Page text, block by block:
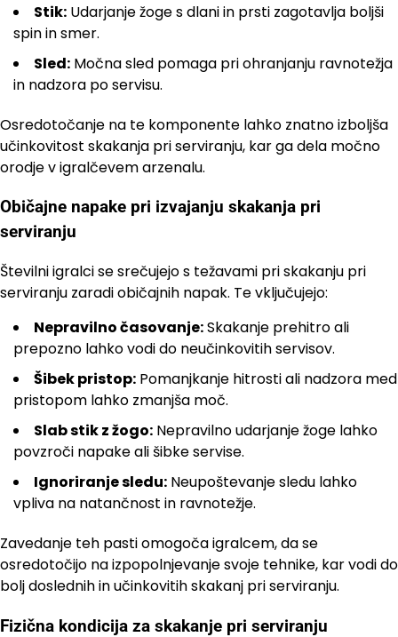
Stik: Udarjanje žoge s dlani in prsti zagotavlja boljši
spin in smer.
Sled: Močna sled pomaga pri ohranjanju ravnotežja
in nadzora po servisu.
Osredotočanje na te komponente lahko znatno izboljša
učinkovitost skakanja pri serviranju, kar ga dela močno
orodje v igralčevem arzenalu.
Običajne napake pri izvajanju skakanja pri
serviranju
Številni igralci se srečujejo s težavami pri skakanju pri
serviranju zaradi običajnih napak. Te vključujejo:
Nepravilno časovanje:Skakanje prehitro ali
prepozno lahko vodi do neučinkovitih servisov.
Šibek pristop: Pomanjkanje hitrosti ali nadzora med
pristopom lahko zmanjša moč.
Slab stik z žogo: Nepravilno udarjanje žoge lahko
povzroči napake ali šibke servise.
Ignoriranje sledu: Neupoštevanje sledu lahko
vpliva na natančnost in ravnotežje.
Zavedanje teh pasti omogoča igralcem, da se
osredotočijo na izpopolnjevanje svoje tehnike, kar vodi do
bolj doslednih in učinkovitih skakanj pri serviranju.
Fizična kondicija za skakanje pri serviranju